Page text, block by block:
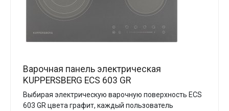
Варочная панель электрическая
KUPPERSBERG ECS 603 GR
Выбирая электрическую варочную поверхность ECS
603 GR цвета графит, каждый пользователь